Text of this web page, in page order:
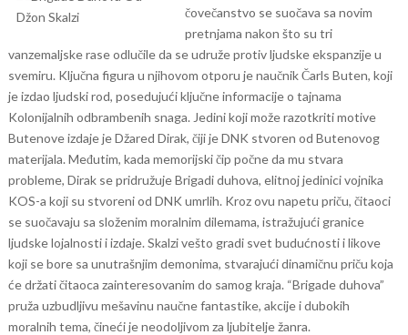
čovečanstvo se suočava sa novim
pretnjama nakon što su tri
vanzemaljske rase odlučile da se udruže protiv ljudske ekspanzije u
svemiru. Ključna figura u njihovom otporu je naučnik Čarls Buten, koji
je izdao ljudski rod, posedujući ključne informacije o tajnama
Kolonijalnih odbrambenih snaga. Jedini koji može razotkriti motive
Butenove izdaje je Džared Dirak, čiji je DNK stvoren od Butenovog
materijala. Međutim, kada memorijski čip počne da mu stvara
probleme, Dirak se pridružuje Brigadi duhova, elitnoj jedinici vojnika
KOS-a koji su stvoreni od DNK umrlih. Kroz ovu napetu priču, čitaoci
se suočavaju sa složenim moralnim dilemama, istražujući granice
ljudske lojalnosti i izdaje. Skalzi vešto gradi svet budućnosti i likove
koji se bore sa unutrašnjim demonima, stvarajući dinamičnu priču koja
će držati čitaoca zainteresovanim do samog kraja. “Brigade duhova”
pruža uzbudljivu mešavinu naučne fantastike, akcije i dubokih
moralnih tema, čineći je neodoljivom za ljubitelje žanra.